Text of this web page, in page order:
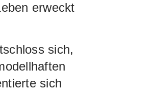
erweckt
sich,
sich